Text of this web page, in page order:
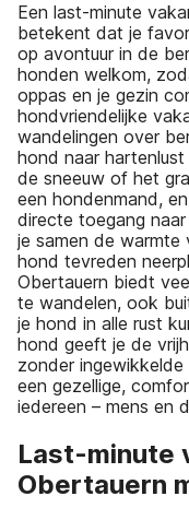
Een last-minute
betekent dat je
op avontuur in de
honden welkom,
oppas en je gezin
hondvriendelijke
wandelingen over
hond naar
de sneeuw of het
een hondenmand,
directe toegang
je samen de warmte
hond tevreden
Obertauern biedt
te wandelen, ook
je hond in alle rust
hond geeft je de
zonder
een gezellige,
iedereen – mens en
Last-minute
Obertauern